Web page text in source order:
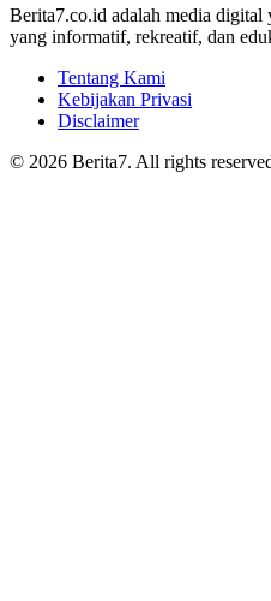
Berita7.co.id adalah media
yang informatif, rekreatif, dan
Tentang Kami
Kebijakan Privasi
Disclaimer
© 2026 Berita7. All rights